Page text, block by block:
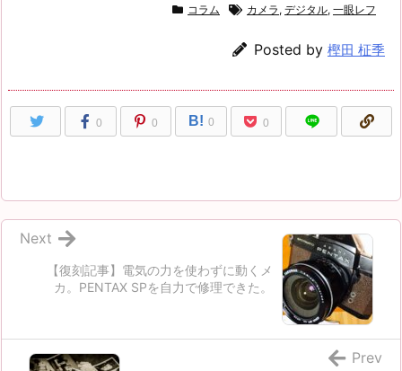
コラム カメラ , デジタル, 一眼レフ
Posted by 樫田 柾季
0 0 B! 0 0
【復刻記事】電気の力を使わずに動くメ
カ。PENTAX SPを自力で修理できた。
Next
Prev